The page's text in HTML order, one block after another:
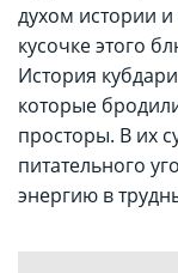
духом истории
кусочке этого
История
которые
просторы. В их
питательного
энергию в